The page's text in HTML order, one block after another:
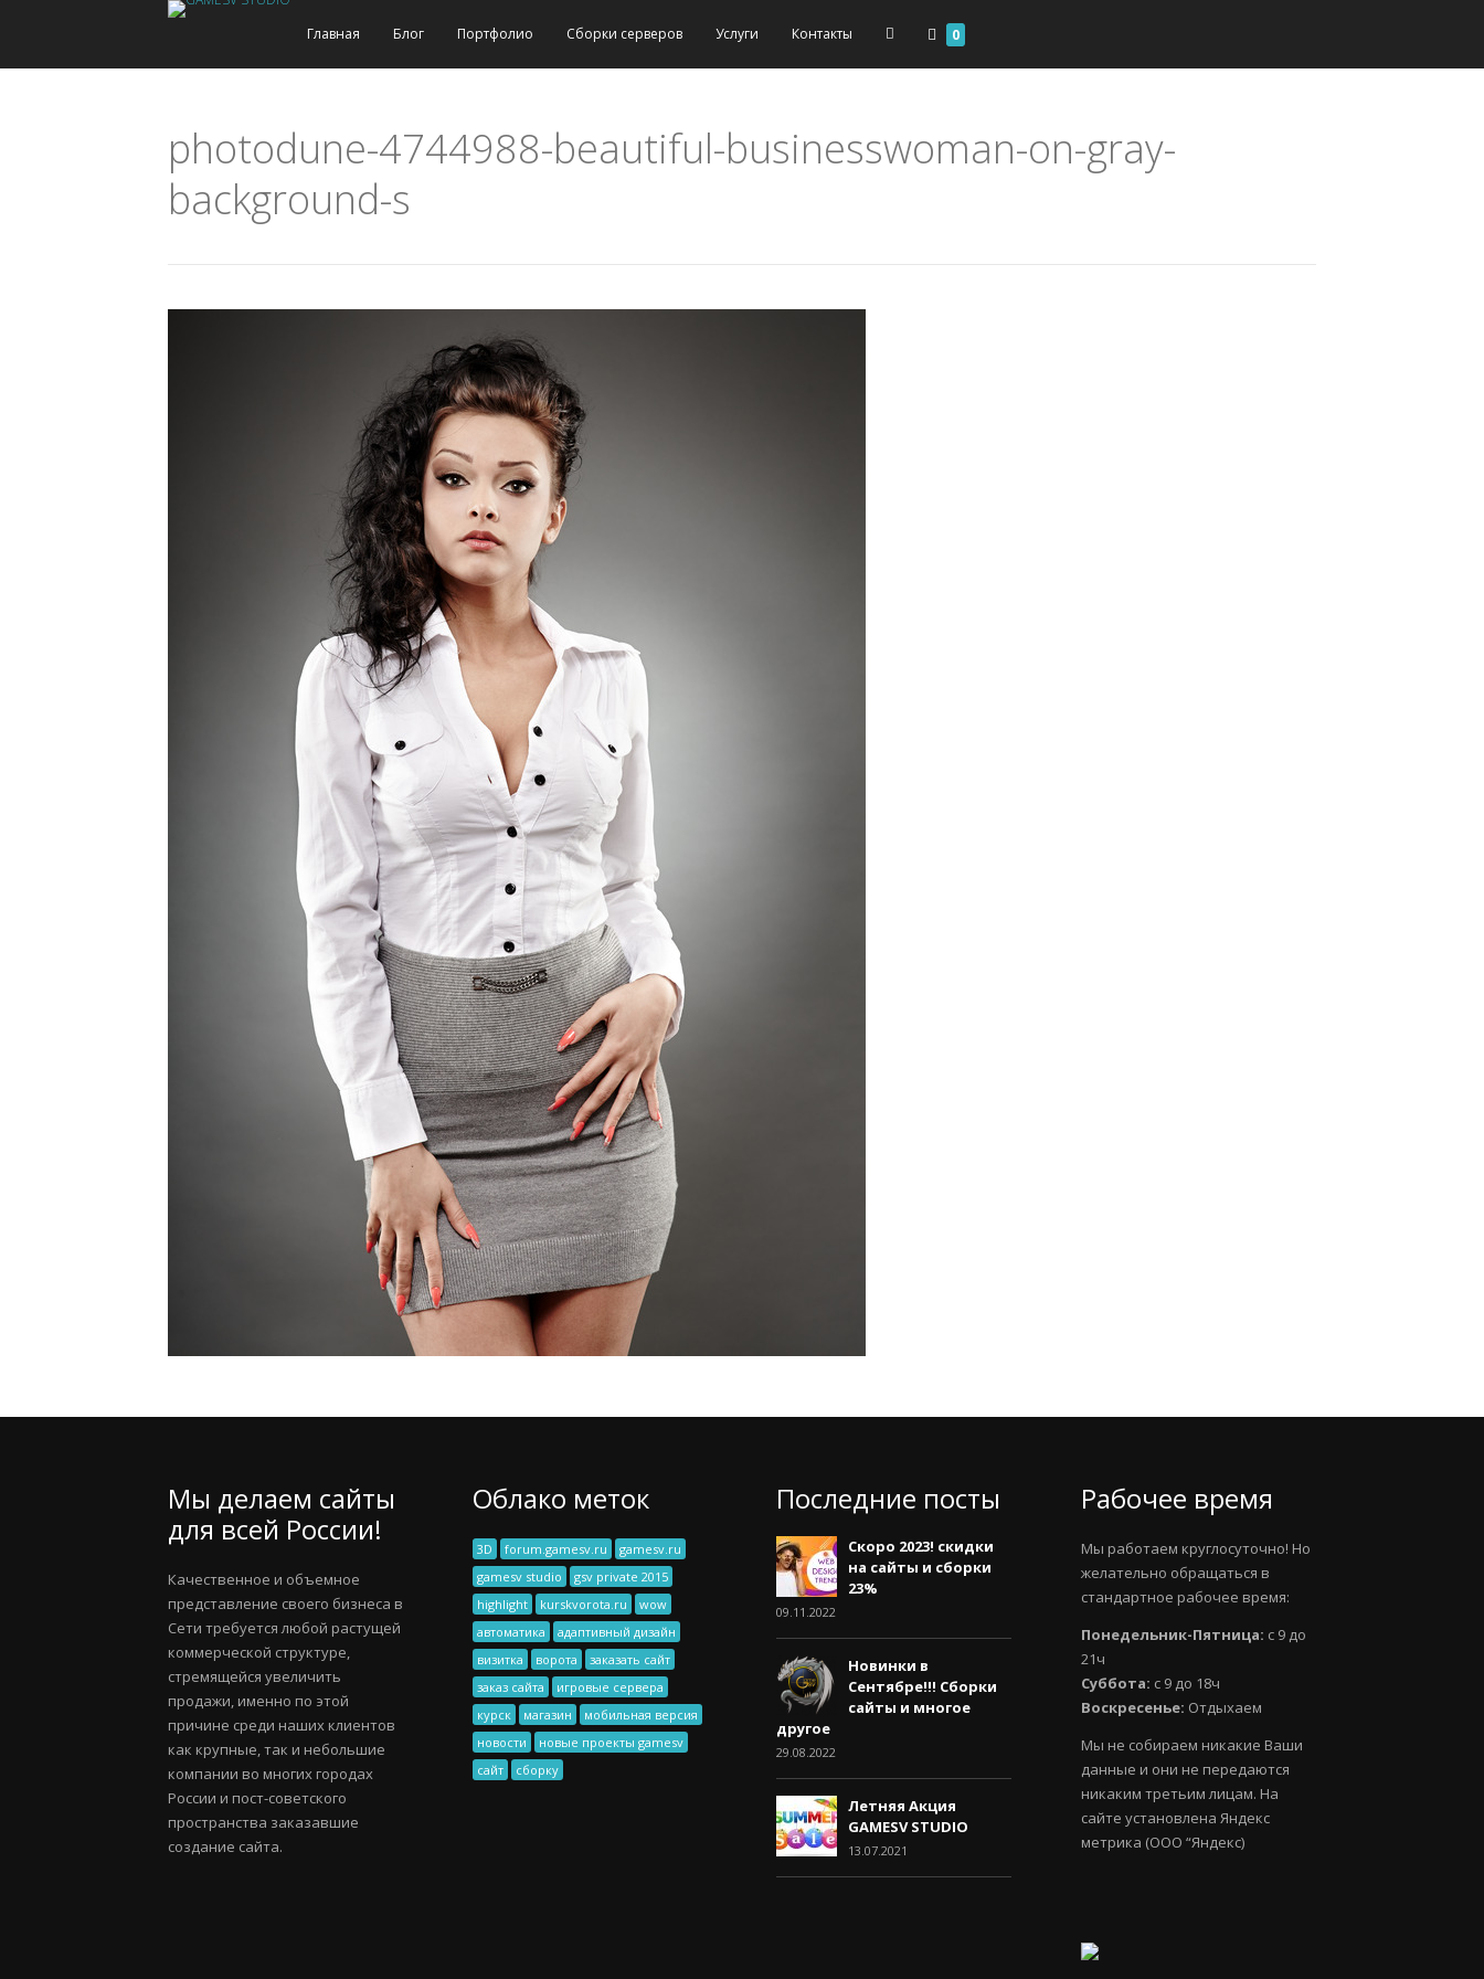
Главная Блог Портфолио Сборки серверов Услуги Контакты 0
photodune-4744988-beautiful-businesswoman-on-gray-
background-s
Мы делаем сайты
для всей России!
Качественное и объемное
представление своего бизнеса в
Сети требуется любой растущей
коммерческой структуре,
стремящейся увеличить
продажи, именно по этой
причине среди наших клиентов
как крупные, так и небольшие
компании во многих городах
России и пост-советского
пространства заказавшие
создание сайта.
Облако меток
3D forum.gamesv.ru
gamesv.ru
gamesv studio
gsv private 2015
highlight
kurskvorota.ru
wow
автоматика
адаптивный дизайн
визитка
ворота
заказать сайт
заказ сайта
игровые сервера
курск
магазин
мобильная версия
новости
новые проекты gamesv
сайт
сборку
Последние посты
Скоро 2023! скидки
на сайты и сборки
23%
09.11.2022
Новинки в
Сентябре!!! Сборки
сайты и многое
другое
29.08.2022
Летняя Акция
GAMESV STUDIO
13.07.2021
Рабочее время
Мы работаем круглосуточно! Но
желательно обращаться в
стандартное рабочее время:
Понедельник-Пятница: с 9 до
21ч
Суббота: с 9 до 18ч
Воскресенье: Отдыхаем
Мы не собираем никакие Ваши
данные и они не передаются
никаким третьим лицам. На
сайте установлена Яндекс
метрика (ООО “Яндекс)